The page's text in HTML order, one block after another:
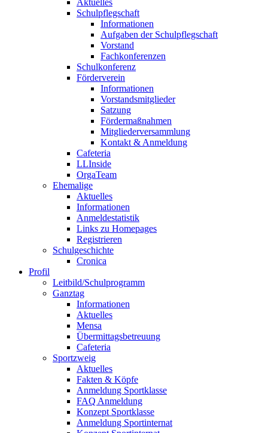
Aktuelles
Schulpflegschaft
Informationen
Aufgaben der Schulpflegschaft
Vorstand
Fachkonferenzen
Schulkonferenz
Förderverein
Informationen
Vorstandsmitglieder
Satzung
Fördermaßnahmen
Mitgliederversammlung
Kontakt & Anmeldung
Cafeteria
LLInside
OrgaTeam
Ehemalige
Aktuelles
Informationen
Anmeldestatistik
Links zu Homepages
Registrieren
Schulgeschichte
Cronica
Profil
Leitbild/Schulprogramm
Ganztag
Informationen
Aktuelles
Mensa
Übermittagsbetreuung
Cafeteria
Sportzweig
Aktuelles
Fakten & Köpfe
Anmeldung Sportklasse
FAQ Anmeldung
Konzept Sportklasse
Anmeldung Sportinternat